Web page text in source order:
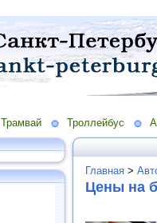
Трамвай Троллейбус
Главная >
Цены на